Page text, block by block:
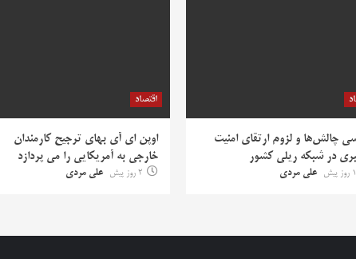
چالش‌ها و لزوم ارتقای امنیت
در شبکه ریلی کشور
1 روز پیش علی مردی
اقتصاد
اوپن ای آی بهای ترجیح کارمندان
خارجی به آمریکایی را می پردازد
2 روز پیش علی مردی